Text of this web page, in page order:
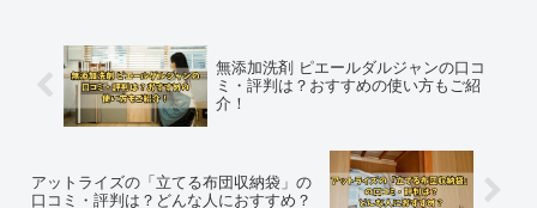
無添加洗剤 ピエールダルジャンの口コ
ミ・評判は？おすすめの使い方もご紹
介！
アットライズの「立てる布団収納袋」の
口コミ・評判は？どんな人におすすめ？